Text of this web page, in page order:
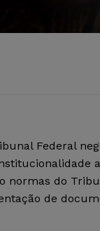
Federal
normas do
de